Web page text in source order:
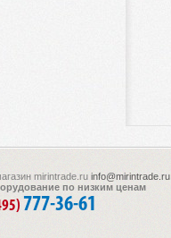
mirintrade.ru info@mirintrade.ru
по низким ценам
777-36-61